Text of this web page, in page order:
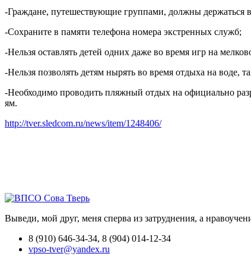
-Граждане, путешествующие группами, должны держаться
-Сохраните в памяти телефона номера экстренных служб;
-Нельзя оставлять детей одних даже во время игр на
-Нельзя позволять детям нырять во время отдыха на воде,
-Необходимо проводить пляжный отдых на официально
ям.
http://tver.sledcom.ru/news/item/1248406/
Выведи, мой друг, меня сперва из затруднения, а
8 (910) 646-34-34, 8 (904) 014-12-34
vpso-tver@yandex.ru